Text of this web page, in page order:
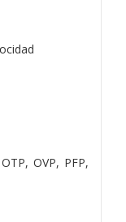
OVP, PFP,